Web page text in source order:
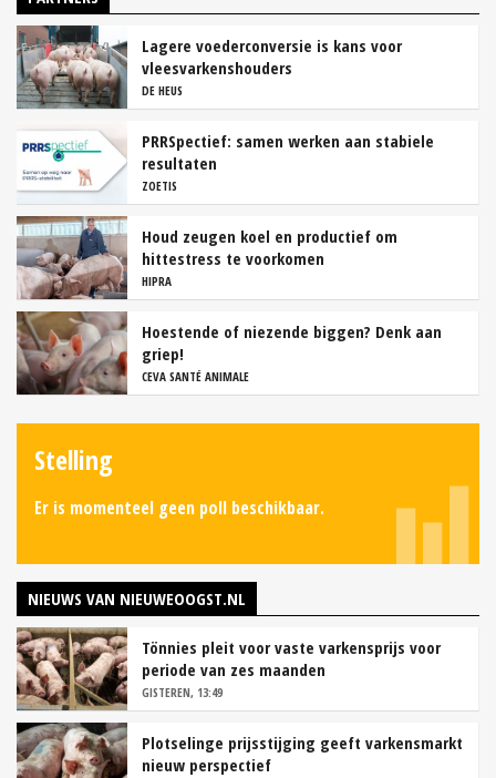
Lagere voederconversie is kans voor
vleesvarkenshouders
DE HEUS
PRRSpectief: samen werken aan stabiele
resultaten
ZOETIS
Houd zeugen koel en productief om
hittestress te voorkomen
HIPRA
Hoestende of niezende biggen? Denk aan
griep!
CEVA SANTÉ ANIMALE
Stelling
Er is momenteel geen poll beschikbaar.
NIEUWS VAN NIEUWEOOGST.NL
Tönnies pleit voor vaste varkensprijs voor
periode van zes maanden
GISTEREN, 13:49
Plotselinge prijsstijging geeft varkensmarkt
nieuw perspectief